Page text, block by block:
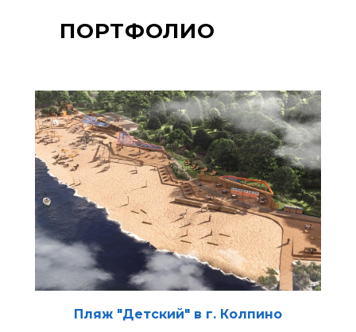
ПОРТФОЛИО
Пляж "Детский" в г. Колпино